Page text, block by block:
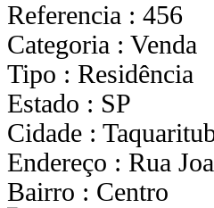
Referencia : 456
Categoria : Venda
Tipo : Residência
Estado : SP
Cidade :
Endereço : Rua
Bairro : Centro